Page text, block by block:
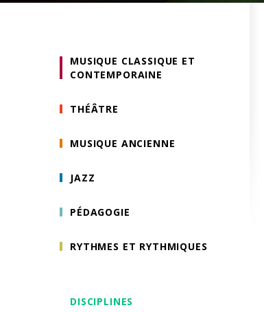
MUSIQUE CLASSIQUE ET
CONTEMPORAINE
THÉÂTRE
MUSIQUE ANCIENNE
JAZZ
PÉDAGOGIE
RYTHMES ET RYTHMIQUES
DISCIPLINES